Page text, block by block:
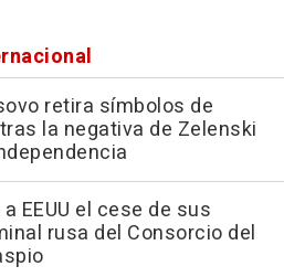
retira símbolos de
la negativa de Zelenski
EEUU el cese de sus
rusa del Consorcio del